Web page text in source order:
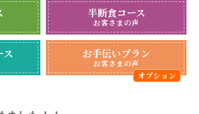
半断食コース
お客さまの声
ス お手伝いプラン
お客さまの声